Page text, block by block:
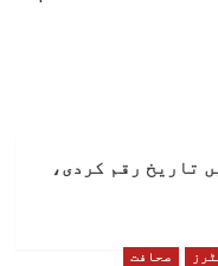
تاریخ رقم کردی،
صحافت